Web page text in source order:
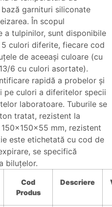
garnituri siliconate
În scopul
a tulpinilor, sunt disponibile
culori diferite, fiecare cod
de aceeaşi culoare (cu
6 cu culori asortate).
rapidă a probelor şi
pe culori a diferitelor specii
laboratoare. Tuburile se
tratat, rezistent la
mm, rezistent
este etichetată cu cod de
se specifică
biluţelor.
Cod
Produs
Descriere